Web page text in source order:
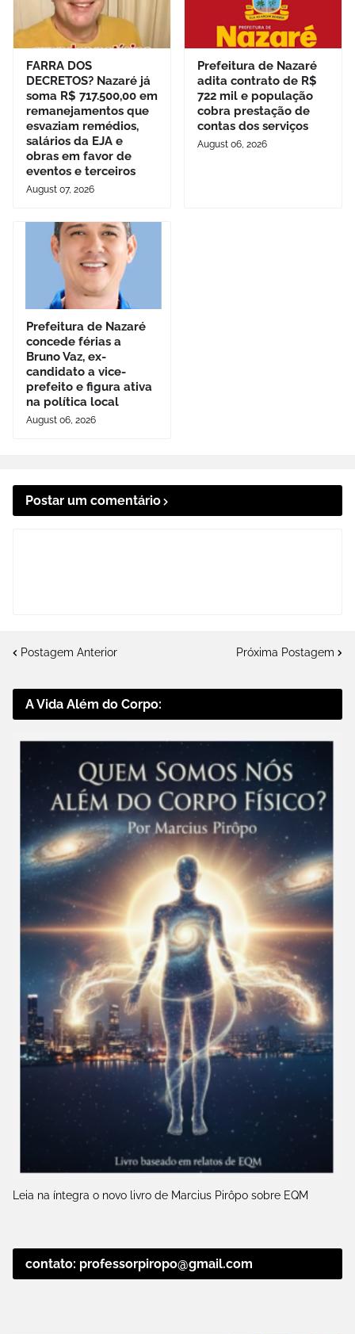
FARRA DOS
DECRETOS? Nazaré já
soma R$ 717.500,00 em
remanejamentos que
esvaziam remédios,
salários da EJA e
obras em favor de
eventos e terceiros
August 07, 2026
Prefeitura de Nazaré
adita contrato de R$
722 mil e população
cobra prestação de
contas dos serviços
August 06, 2026
Prefeitura de Nazaré
concede férias a
Bruno Vaz, ex-
candidato a vice-
prefeito e figura ativa
na política local
August 06, 2026
Postar um comentário
Postagem Anterior Próxima Postagem
A Vida Além do Corpo:
Leia na íntegra o novo livro de Marcius Pirôpo sobre EQM
contato: professorpiropo@gmail.com